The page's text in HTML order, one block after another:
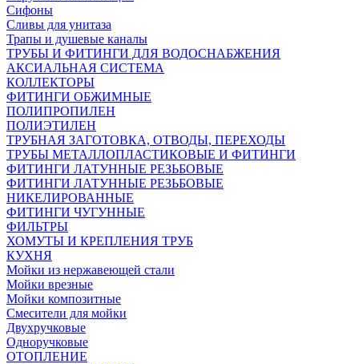
Сифоны
Сливы для унитаза
Трапы и душевые каналы
ТРУБЫ И ФИТИНГИ ДЛЯ ВОДОСНАБЖЕНИЯ
АКСИАЛЬНАЯ СИСТЕМА
КОЛЛЕКТОРЫ
ФИТИНГИ ОБЖИМНЫЕ
ПОЛИПРОПИЛЕН
ПОЛИЭТИЛЕН
ТРУБНАЯ ЗАГОТОВКА, ОТВОДЫ, ПЕРЕХОДЫ
ТРУБЫ МЕТАЛЛОПЛАСТИКОВЫЕ И ФИТИНГИ
ФИТИНГИ ЛАТУННЫЕ РЕЗЬБОВЫЕ
ФИТИНГИ ЛАТУННЫЕ РЕЗЬБОВЫЕ
НИКЕЛИРОВАННЫЕ
ФИТИНГИ ЧУГУННЫЕ
ФИЛЬТРЫ
ХОМУТЫ И КРЕПЛЕНИЯ ТРУБ
КУХНЯ
Мойки из нержавеющей стали
Мойки врезные
Мойки композитные
Смесители для мойки
Двухручковые
Одноручковые
ОТОПЛЕНИЕ